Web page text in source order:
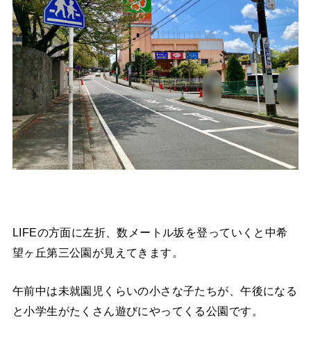
LIFEの方面に左折、数メートル坂を登っていくと中希
望ヶ丘第三公園が見えてきます。
午前中は未就園児くらいの小さな子たちが、午後になる
と小学生がたくさん遊びにやってくる公園です。